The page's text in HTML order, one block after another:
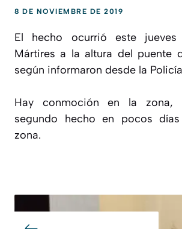
8 DE NOVIEMBRE DE 2019
El hecho ocurrió este
Mártires a la altura del puente
según informaron desde la
Hay conmoción en la zona,
segundo hecho en pocos
zona.